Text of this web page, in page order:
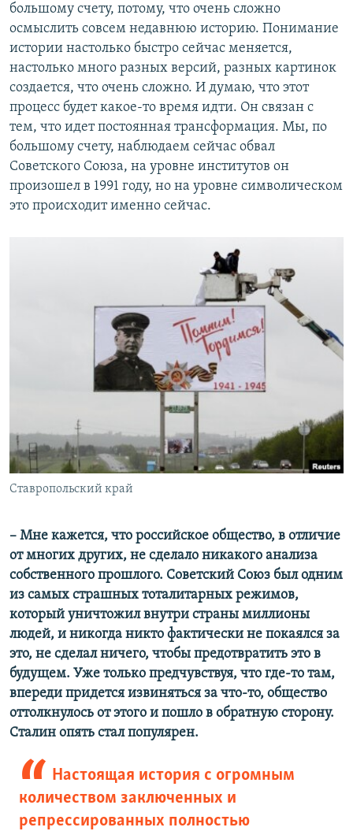
большому счету, потому, что очень сложно
осмыслить совсем недавнюю историю. Понимание
истории настолько быстро сейчас меняется,
настолько много разных версий, разных картинок
создается, что очень сложно. И думаю, что этот
процесс будет какое-то время идти. Он связан с
тем, что идет постоянная трансформация. Мы, по
большому счету, наблюдаем сейчас обвал
Советского Союза, на уровне институтов он
произошел в 1991 году, но на уровне символическом
это происходит именно сейчас.
Ставропольский край
– Мне кажется, что российское общество, в отличие
от многих других, не сделало никакого анализа
собственного прошлого. Советский Союз был одним
из самых страшных тоталитарных режимов,
который уничтожил внутри страны миллионы
людей, и никогда никто фактически не покаялся за
это, не сделал ничего, чтобы предотвратить это в
будущем. Уже только предчувствуя, что где-то там,
впереди придется извиняться за что-то, общество
оттолкнулось от этого и пошло в обратную сторону.
Сталин опять стал популярен.
Настоящая история с огромным
количеством заключенных и
репрессированных полностью